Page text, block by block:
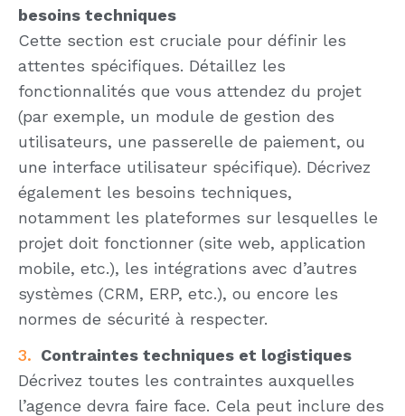
besoins techniques
Cette section est cruciale pour définir les
attentes spécifiques. Détaillez les
fonctionnalités que vous attendez du projet
(par exemple, un module de gestion des
utilisateurs, une passerelle de paiement, ou
une interface utilisateur spécifique). Décrivez
également les besoins techniques,
notamment les plateformes sur lesquelles le
projet doit fonctionner (site web, application
mobile, etc.), les intégrations avec d’autres
systèmes (CRM, ERP, etc.), ou encore les
normes de sécurité à respecter.
Contraintes techniques et logistiques
Décrivez toutes les contraintes auxquelles
l’agence devra faire face. Cela peut inclure des